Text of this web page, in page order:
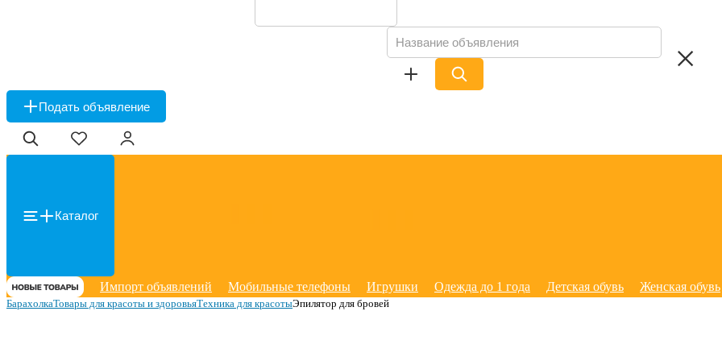
Подать объявление
Каталог
Импорт объявлений Мобильные телефоны Игрушки Одежда до 1 года Детская обувь Женская обувь
БарахолкаТовары для красоты и здоровьяТехника для красотыЭпилятор для бровей